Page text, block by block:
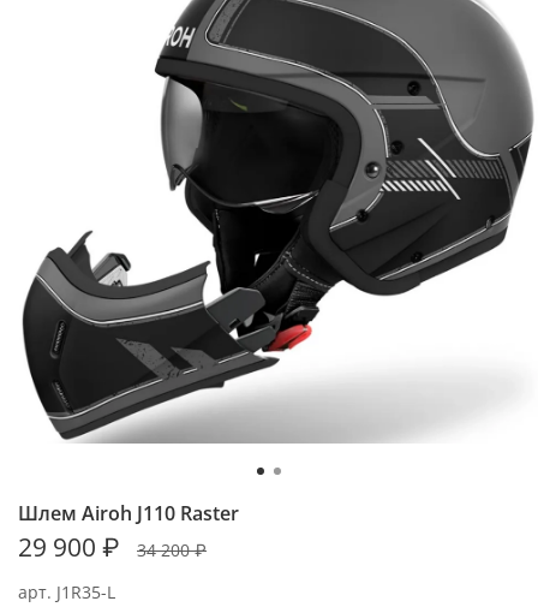
арт. J1R35-L
Шлем Airoh J110 Raster
29 900 ₽ 34 200 ₽